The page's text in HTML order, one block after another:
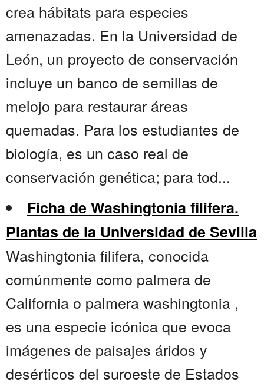
crea hábitats para especies
amenazadas. En la Universidad de
León, un proyecto de conservación
incluye un banco de semillas de
melojo para restaurar áreas
quemadas. Para los estudiantes de
biología, es un caso real de
conservación genética; para tod...
Ficha de Washingtonia filifera.
Plantas de la Universidad de Sevilla
Washingtonia filifera, conocida
comúnmente como palmera de
California o palmera washingtonia ,
es una especie icónica que evoca
imágenes de paisajes áridos y
desérticos del suroeste de Estados